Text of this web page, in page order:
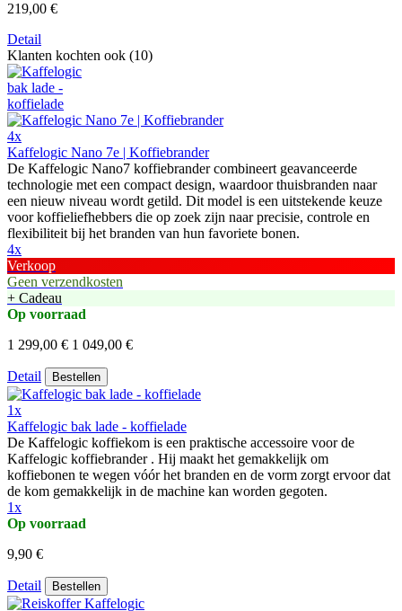
219,00 €
Detail
Klanten kochten ook (10)
4x
Kaffelogic Nano 7e | Koffiebrander
De Kaffelogic Nano7 koffiebrander combineert geavanceerde
technologie met een compact design, waardoor thuisbranden naar
een nieuw niveau wordt getild. Dit model is een uitstekende keuze
voor koffieliefhebbers die op zoek zijn naar precisie, controle en
flexibiliteit bij het branden van hun favoriete bonen.
4x
Verkoop
Geen verzendkosten
+ Cadeau
Op voorraad
1 299,00 € 1 049,00 €
Detail Bestellen
1x
Kaffelogic bak lade - koffielade
De Kaffelogic koffiekom is een praktische accessoire voor de
Kaffelogic koffiebrander . Hij maakt het gemakkelijk om
koffiebonen te wegen vóór het branden en de vorm zorgt ervoor dat
de kom gemakkelijk in de machine kan worden gegoten.
1x
Op voorraad
9,90 €
Detail Bestellen